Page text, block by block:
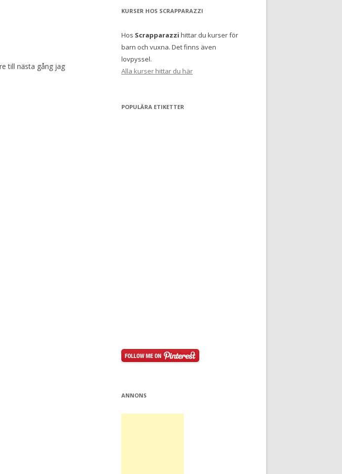
till nästa gång jag
KURSER HOS SCRAPPARAZZI
Hos Scrapparazzi hittar du kurser för
barn och vuxna. Det finns även
lovpyssel.
Alla kurser hittar du här
POPULÄRA ETIKETTER
ANNONS